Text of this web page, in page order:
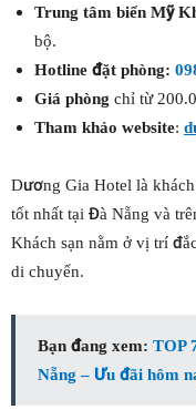
Trung tâm biển Mỹ
bộ.
Hotline đặt phòng:
Giá phòng chỉ từ
Tham khảo website:
Dương Gia Hotel là
tốt nhất tại Đà Nẵng và
Khách sạn nằm ở vị trí
di chuyển.
Bạn đang xem: TOP
Nẵng – Ưu đãi hôm